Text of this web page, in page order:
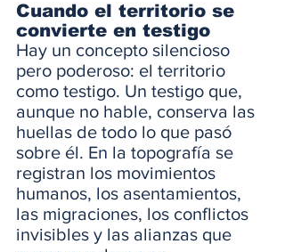
Cuando el territorio se
convierte en testigo
Hay un concepto silencioso
pero poderoso: el territorio
como testigo. Un testigo que,
aunque no hable, conserva las
huellas de todo lo que pasó
sobre él. En la topografía se
registran los movimientos
humanos, los asentamientos,
las migraciones, los conflictos
invisibles y las alianzas que